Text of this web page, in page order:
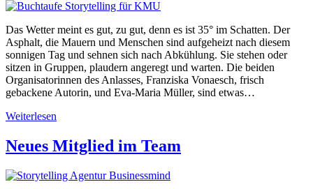
Das Wetter meint es gut, zu gut, denn es ist 35° im Schatten. Der
Asphalt, die Mauern und Menschen sind aufgeheizt nach diesem
sonnigen Tag und sehnen sich nach Abkühlung. Sie stehen oder
sitzen in Gruppen, plaudern angeregt und warten. Die beiden
Organisatorinnen des Anlasses, Franziska Vonaesch, frisch
gebackene Autorin, und Eva-Maria Müller, sind etwas…
Weiterlesen
Neues Mitglied im Team